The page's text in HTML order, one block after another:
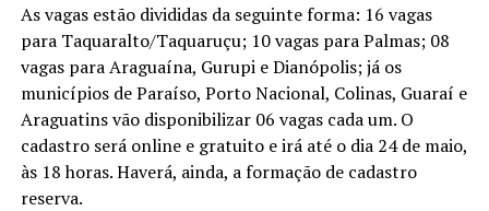
As vagas estão divididas da seguinte forma: 16 vagas
para Taquaralto/Taquaruçu; 10 vagas para Palmas; 08
vagas para Araguaína, Gurupi e Dianópolis; já os
municípios de Paraíso, Porto Nacional, Colinas, Guaraí e
Araguatins vão disponibilizar 06 vagas cada um. O
cadastro será online e gratuito e irá até o dia 24 de maio,
às 18 horas. Haverá, ainda, a formação de cadastro
reserva.